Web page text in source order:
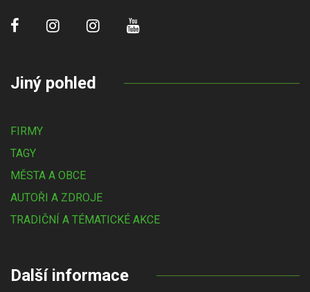
Jiný pohled
FIRMY
TAGY
MĚSTA A OBCE
AUTOŘI A ZDROJE
TRADIČNÍ A TÉMATICKÉ AKCE
Další informace